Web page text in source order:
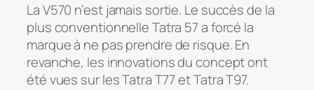
La V570 n’est jamais sortie. Le succès de la
plus conventionnelle Tatra 57 a forcé la
marque à ne pas prendre de risque. En
revanche, les innovations du concept ont
été vues sur les Tatra T77 et Tatra T97.